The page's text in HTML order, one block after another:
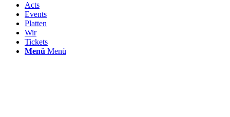
Acts
Events
Platten
Wir
Tickets
Menü Menü